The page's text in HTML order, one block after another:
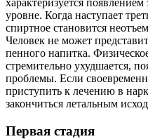
уровне. Когда наступает
спиртное становится
Человек не может
пенного напитка.
стремительно ухудшается,
проблемы. Если
приступить к лечению в
закончиться летальным
Первая стадия